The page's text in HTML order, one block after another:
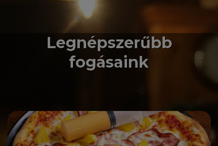
Legnépszerűbb
fogásaink